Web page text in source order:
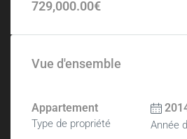
729,000.00€
Vue d'ensemble
Appartement
Type de propriété Année